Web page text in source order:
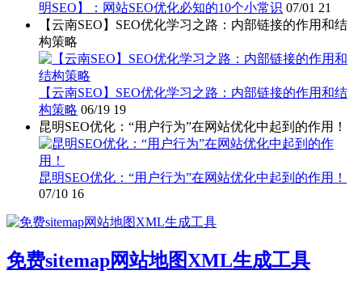
明SEO】：网站SEO优化必知的10个小常识 07/01 21
【云南SEO】SEO优化学习之路：内部链接的作用和结
构策略
【云南SEO】SEO优化学习之路：内部链接的作用和结
构策略 06/19 19
昆明SEO优化：“用户行为”在网站优化中起到的作用！
昆明SEO优化：“用户行为”在网站优化中起到的作用！
07/10 16
免费sitemap网站地图XML生成工具